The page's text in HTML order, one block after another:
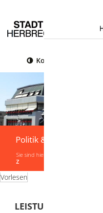
Kontrast
Politik & Verwaltung
Sie sind hier:
Z
Vorlesen
LEISTUNGEN VON A-Z